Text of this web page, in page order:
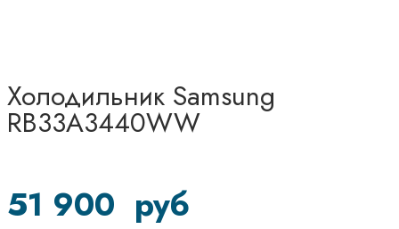
Холодильник Samsung
RB33A3440WW
51 900 руб